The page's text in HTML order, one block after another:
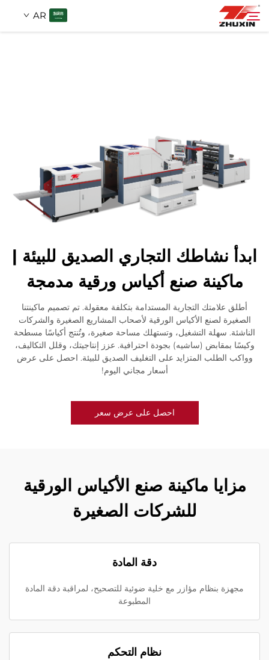
AR
شركة
أخبار
الأسئلة الشائعة
ابدأ نشاطك التجاري الصديق للبيئة |
ماكينة صنع أكياس ورقية مدمجة
أطلق علامتك التجارية المستدامة بتكلفة معقولة. تم تصميم ماكينتنا
الصغيرة لصنع الأكياس الورقية لأصحاب المشاريع الصغيرة والشركات
الناشئة. سهلة التشغيل، وتستهلك مساحة صغيرة، وتُنتج أكياسًا مسطحة
وكيسًا بمقابض (ساشيه) بجودة احترافية. عزز إنتاجيتك، وقلل التكاليف،
وواكب الطلب المتزايد على التغليف الصديق للبيئة. احصل على عرض
أسعار مجاني اليوم!
احصل على عرض سعر
مزايا ماكينة صنع الأكياس الورقية
للشركات الصغيرة
دقة المادة
مجهزة بنظام مؤازر مع خلية ضوئية للتصحيح، لمراقبة دقة المادة
المطبوعة
نظام التحكم